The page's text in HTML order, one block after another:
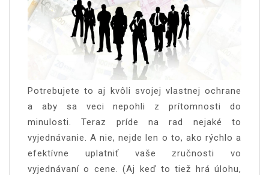
Potrebujete to aj kvôli svojej vlastnej ochrane
a aby sa veci nepohli z prítomnosti do
minulosti. Teraz príde na rad nejaké to
vyjednávanie. A nie, nejde len o to, ako rýchlo a
efektívne uplatniť vaše zručnosti vo
vyjednávaní o cene. (Aj keď to tiež hrá úlohu,